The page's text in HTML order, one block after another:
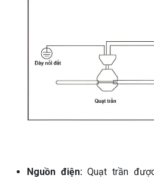
Nguồn điện:Quạt trần